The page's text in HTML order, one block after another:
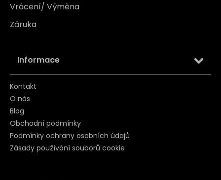
Vrácení/ Výměna
Záruka
Informace
Kontakt
O nás
Blog
Obchodní podmínky
Podmínky ochrany osobních údajů
Zásady používání souborů cookie